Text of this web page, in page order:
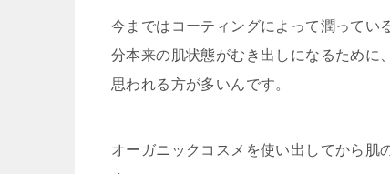
今まではコーティングによって潤ってい
分本来の肌状態がむき出しになるために
思われる方が多いんです。
オーガニックコスメを使い出してから肌